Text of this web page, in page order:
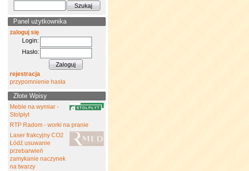
Panel użytkownika
zaloguj się
Login:
Hasło:
rejestracja
przypomnienie hasła
Złote Wpisy
Meble na wymiar -
Stolpłyt
RTP Radom - worki na pranie
Laser frakcyjny CO2
Łódź usuwanie
przebarwień
zamykanie naczynek
na twarzy